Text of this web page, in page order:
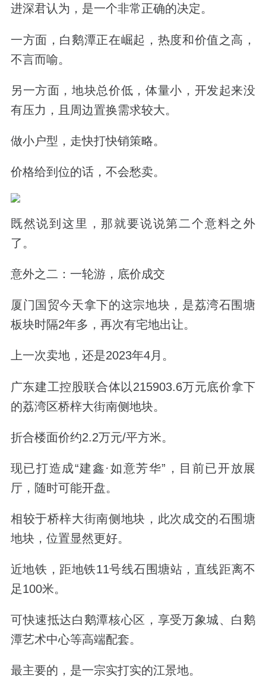
进深君认为，是一个非常正确的决定。
一方面，白鹅潭正在崛起， 热度和价值之高，
不言而喻。
另一方面，地块总价低，体量小，开发起来没
有压力，且周边置换需求较大。
做小户型，走快打快销策略。
价格给到位的话，不会愁卖。
既然说到这里，那就要说说第二个意料之外
了。
意外之二：一轮游，底价成交
厦门国贸今天拿下的这宗地块，是荔湾石围塘
板块时隔2年多，再次有宅地出让。
上一次卖地，还是2023年4月。
广东建工控股联合体以215903.6万元底价拿下
的荔湾区桥梓大街南侧地块。
折合楼面价约2.2万元/平方米。
现已打造成“建鑫·如意芳华” ，目前已开放展
厅，随时可能开盘。
相较于桥梓大街南侧地块，此次成交的石围塘
地块，位置显然更好。
近地铁，距地铁11号线石围塘站 ，直线距离不
足100米。
可快速抵达白鹅潭核心区，享受万象城、白鹅
潭艺术中心等高端配套。
最主要的， 是一宗实打实的江景地。